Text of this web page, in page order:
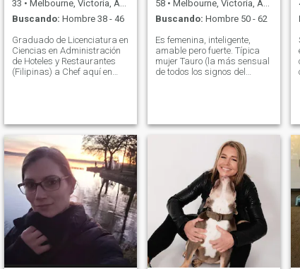
33 • Melbourne, Victoria, Australia
Buscando: Hombre 38 - 46
Graduado de Licenciatura en
Ciencias en Administración
de Hoteles y Restaurantes
(Filipinas) a Chef aquí en
largo) ama la música, le
encanta ir a la montaña y
las playas. Amo tanto la
naturaleza. Y también me
encanta cocinar, aventurero,
me encanta experimentar
cosas nuevas.
58 • Melbourne, Victoria, Australia
Buscando: Hombre 50 - 62
Es femenina, inteligente,
amable pero fuerte. Típica
mujer Tauro (la más sensual
de todos los signos del
artes, la historia, la música
(adoro el violín y el piano).
Disfrute de las visitas a
museos, espectáculos,
restaurantes, bares y
clubes. Como descubrir
nuevos lugares pero tener
viejos favoritos. Me encanta
el café, el chocolate negro, el
Rosé, el Aperol Spritz, el
Baileys. Como los colores
brillantes, el verano, la playa
y los bikinis. Me encantan los
trópicos y el snorkel. Como la